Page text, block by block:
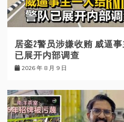
居銮2警员涉嫌收贿 威逼事
已展开内部调查
2026 年 8 月 9 日